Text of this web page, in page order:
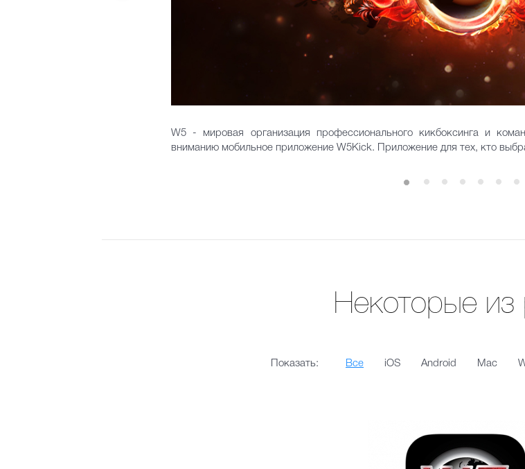
W5 - мировая организация профессионального кикбоксинга и
вниманию мобильное приложение W5Kick. Приложение для тех, кто
Некоторые из
Показать: Все iOS Android Mac